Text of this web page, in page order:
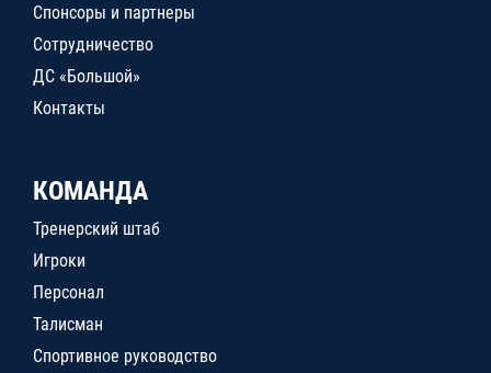
Спонсоры и партнеры
Сотрудничество
ДС «Большой»
Контакты
КОМАНДА
Тренерский штаб
Игроки
Персонал
Талисман
Спортивное руководство